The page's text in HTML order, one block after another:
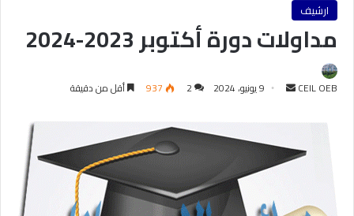
ارشيف
مداولات دورة أكتوبر 2023-2024
CEIL OEB 9 يونيو، 2024 2
937 أقل من دقيقة